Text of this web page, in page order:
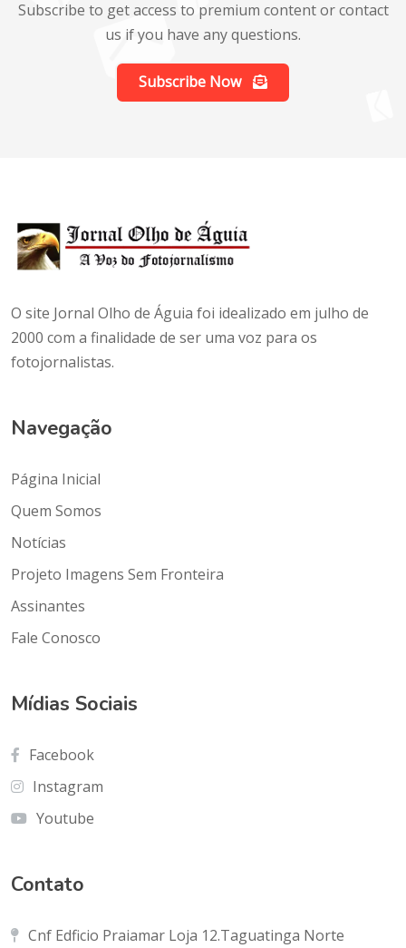
Subscribe to get access to premium content or contact
us if you have any questions.
Subscribe Now
O site Jornal Olho de Águia foi idealizado em julho de
2000 com a finalidade de ser uma voz para os
fotojornalistas.
Navegação
Página Inicial
Quem Somos
Notícias
Projeto Imagens Sem Fronteira
Assinantes
Fale Conosco
Mídias Sociais
Facebook
Instagram
Youtube
Contato
Cnf Edficio Praiamar Loja 12.Taguatinga Norte